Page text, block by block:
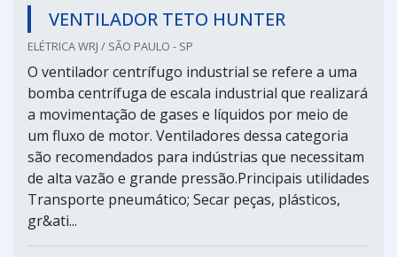
VENTILADOR TETO HUNTER
ELÉTRICA WRJ / SÃO PAULO - SP
O ventilador centrífugo industrial se refere a uma
bomba centrífuga de escala industrial que realizará
a movimentação de gases e líquidos por meio de
um fluxo de motor. Ventiladores dessa categoria
são recomendados para indústrias que necessitam
de alta vazão e grande pressão.Principais utilidades
Transporte pneumático; Secar peças, plásticos,
gr&ati...